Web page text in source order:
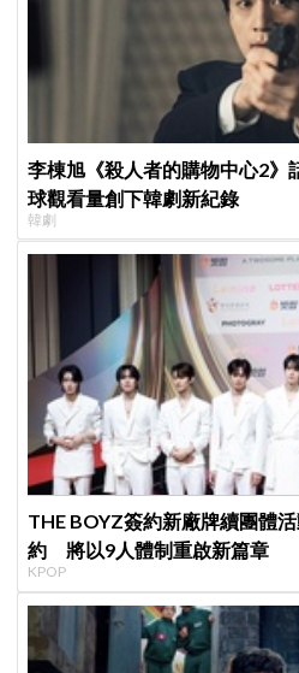
李棟旭《殺人者的購物中心2》
球觀看量創下韓劇新紀錄
韓劇
THE BOYZ簽約新廠牌續團體
約 將以9人體制重啟新篇章
KPOP